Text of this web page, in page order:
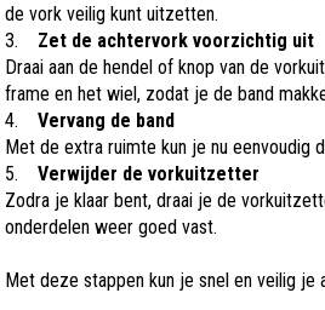
de vork veilig kunt uitzetten.
3. Zet de achtervork voorzichtig uit
Draai aan de hendel of knop van de
frame en het wiel, zodat je de band
4. Vervang de band
Met de extra ruimte kun je nu eenvoudig
5.
Verwijder de vorkuitzetter
Zodra je klaar bent, draai je de
onderdelen weer goed vast.
Met deze stappen kun je snel en veilig je